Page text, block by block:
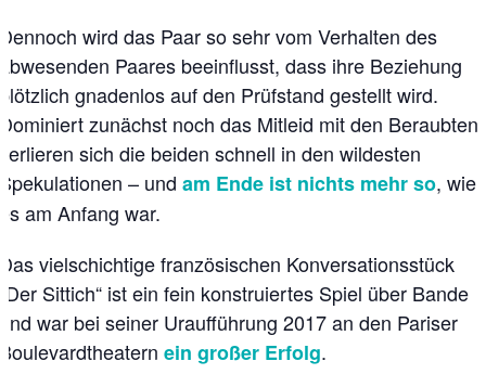
Dennoch wird das Paar so sehr vom Verhalten des
abwesenden Paares beeinflusst, dass ihre Beziehung
plötzlich gnadenlos auf den Prüfstand gestellt wird.
Dominiert zunächst noch das Mitleid mit den Beraubten,
verlieren sich die beiden schnell in den wildesten
Spekulationen – undam Ende ist nichts mehr so, wie
es am Anfang war.
Das vielschichtige französischen Konversationsstück
„Der Sittich“ ist ein fein konstruiertes Spiel über Bande
und war bei seiner Uraufführung 2017 an den Pariser
Boulevardtheaternein großer Erfolg.